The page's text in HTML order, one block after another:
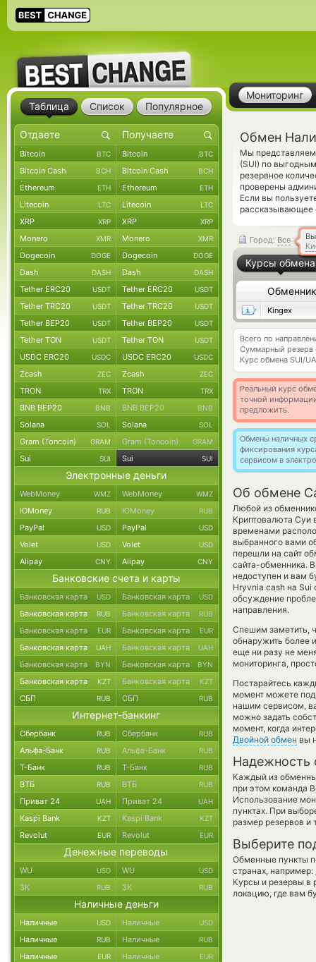
Мониторинг
Обмен
Мы
(SUI) по
резервное
проверены
Если вы
рассказывающее
Город: Все
Курсы обмена
Обменник
Kingex
Всего по
Суммарный резерв
Курс обмена SUI/
Реальный курс
точной
предложить.
Обмены наличных
фиксирования
сервисом в
Об обмене
Любой из
Криптовалюта Суи
временами
выбранного вами
перешли на сайт
сайта-обменника.
недоступен и вам
Hryvnia cash на
обсуждение
направления.
Спешим заметить,
обнаружить более
еще ни разу не
мониторинга,
Постарайтесь
момент можете
нашим сервисом,
можно задать
момент, когда
Двойной обмен вы
Надежность
Каждый из
при этом команда
Использование
пунктах. При
размер резервов и
Выберите
Обменные пункты
странах, например:
Курсы и резервы в
локацию, где вам
Таблица Список Популярное
Bitcoin BTC Bitcoin BTC
Bitcoin Cash BCH Bitcoin Cash BCH
Ethereum ETH Ethereum ETH
Litecoin LTC Litecoin LTC
XRP XRP XRP XRP
Monero XMR Monero XMR
Dogecoin DOGE Dogecoin DOGE
Dash DASH Dash DASH
Tether ERC20 USDT Tether ERC20 USDT
Tether TRC20 USDT Tether TRC20 USDT
Tether BEP20 USDT Tether BEP20 USDT
Tether TON USDT Tether TON USDT
USDC ERC20 USDC USDC ERC20 USDC
Zcash ZEC Zcash ZEC
TRON TRX TRON TRX
BNB BEP20 BNB BNB BEP20 BNB
Solana SOL Solana SOL
Gram (Toncoin) GRAM Gram (Toncoin) GRAM
Sui SUI Sui SUI
Электронные деньги
WebMoney WMZ WebMoney WMZ
ЮMoney RUB ЮMoney RUB
PayPal USD PayPal USD
Volet USD Volet USD
Alipay CNY Alipay CNY
Банковские счета и карты
Банковская карта USD Банковская карта USD
Банковская карта RUB Банковская карта RUB
Банковская карта EUR Банковская карта EUR
Банковская карта UAH Банковская карта UAH
Банковская карта BYN Банковская карта BYN
Банковская карта KZT Банковская карта KZT
СБП RUB СБП RUB
Интернет-банкинг
Сбербанк RUB Сбербанк RUB
Альфа-Банк RUB Альфа-Банк RUB
Т-Банк RUB Т-Банк RUB
ВТБ RUB ВТБ RUB
Приват 24 UAH Приват 24 UAH
Kaspi Bank KZT Kaspi Bank KZT
Revolut EUR Revolut EUR
Денежные переводы
WU USD WU USD
ЗК RUB ЗК RUB
Наличные деньги
Наличные USD Наличные USD
Наличные RUB Наличные RUB
Наличные EUR Наличные EUR